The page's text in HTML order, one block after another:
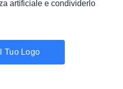
artificiale e condividerlo
Tuo Logo